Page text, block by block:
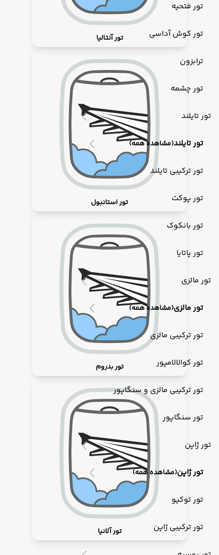
تور فتحیه
تور کوش آداسی
ترابزون
تور چشمه
تور تایلند
تور تایلند(مشاهده همه)
تور ترکیبی تایلند
تور پوکت
تور بانکوک
تور پاتایا
تور مالزی
تور مالزی(مشاهده همه)
تور ترکیبی مالزی
تور کوالالامپور
تور ترکیبی مالزی و سنگاپور
تور سنگاپور
تور ژاپن
تور ژاپن(مشاهده همه)
تور توکیو
تور ترکیبی ژاپن
تور آنتالیا
تور استانبول
تور بدروم
تور آلانیا